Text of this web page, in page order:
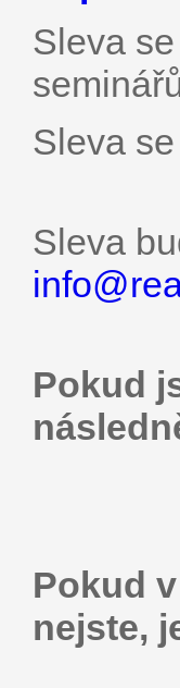
Sleva
Sleva
Sleva
info@
Pokud
Pokud
nejste,